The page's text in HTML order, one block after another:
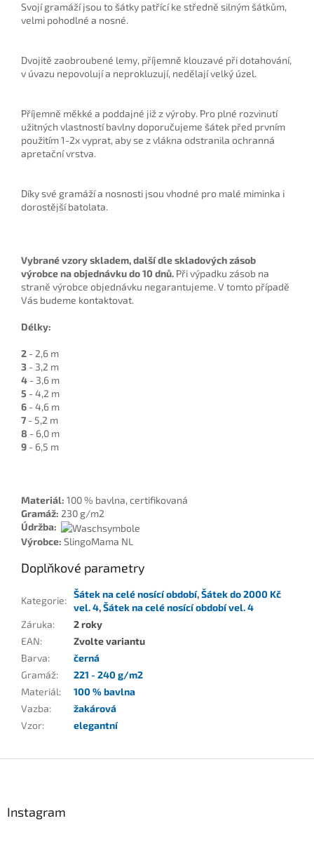
Svojí gramáží jsou to šátky patřící ke středně silným šátkům,
velmi pohodlné a nosné.
Dvojitě zaobroubené lemy, příjemně klouzavé při dotahování,
v úvazu nepovolují a neprokluzují, nedělají velký úzel.
Příjemně měkké a poddajné již z výroby. Pro plné rozvinutí
užitných vlastností bavlny doporučujeme šátek před prvním
použitím 1-2x vyprat, aby se z vlákna odstranila ochranná
apretační vrstva.
Díky své gramáží a nosnosti jsou vhodné pro malé miminka i
dorostější batolata.
Vybrané vzory skladem, další dle skladových zásob
výrobce na objednávku do 10 dnů. Při výpadku zásob na
straně výrobce objednávku negarantujeme. V tomto případě
Vás budeme kontaktovat.
Délky:
2 - 2,6 m
3 - 3,2 m
4 - 3,6 m
5 - 4,2 m
6 - 4,6 m
7 - 5,2 m
8 - 6,0 m
9 - 6,5 m
Materiál: 100 % bavlna, certifikovaná
Gramáž: 230 g/m2
Údržba:
Výrobce: SlingoMama NL
Doplňkové parametry
Kategorie:
Šátek na celé nosící období,Šátek do 2000 Kč
vel. 4,Šátek na celé nosící období vel. 4
Záruka:
2 roky
EAN:
Zvolte variantu
Barva:
černá
Gramáž:
221 - 240 g/m2
Materiál:
100 % bavlna
Vazba:
žakárová
Vzor: elegantní
Instagram